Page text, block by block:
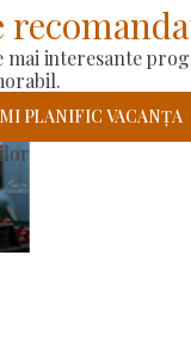
mai interesante
PLANIFIC VACANȚA
Sfântul László